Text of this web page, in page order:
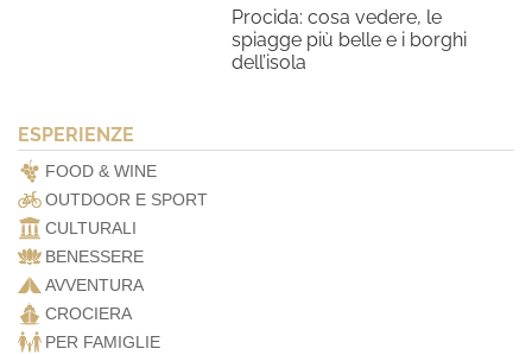
Procida: cosa vedere, le
spiagge più belle e i borghi
dell’isola
ESPERIENZE
FOOD & WINE
OUTDOOR E SPORT
CULTURALI
BENESSERE
AVVENTURA
CROCIERA
PER FAMIGLIE